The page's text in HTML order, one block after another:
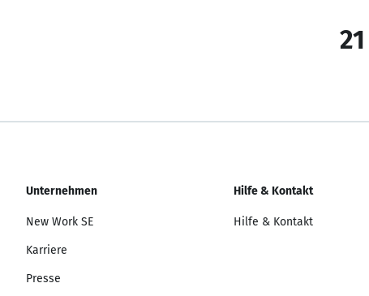
Unternehmen
New Work SE
Karriere
Presse
Hilfe & Kontakt
Hilfe & Kontakt